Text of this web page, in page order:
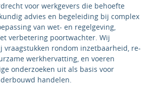
voor werkgevers die behoefte
advies en begeleiding bij complex
van wet- en regelgeving,
verbetering poortwachter. Wij
vraagstukken rondom inzetbaarheid, re-
werkhervatting, en voeren
onderzoeken uit als basis voor
handelen.